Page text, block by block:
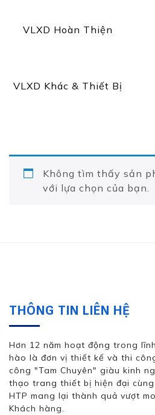
VLXD Hoàn Thiện
VLXD Khác & Thiết Bị
Không tìm thấy sản
với lựa chọn của bạn.
THÔNG TIN LIÊN HỆ
Hơn 12 năm hoạt động trong
hào là đơn vị thiết kế và thi
công "Tam Chuyên" giàu kinh
thạo trang thiết bị hiện đại
HTP mang lại thành quả vượt
Khách hàng.